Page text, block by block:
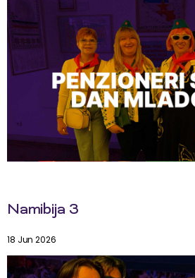
Namibija 3
18 Jun 2026